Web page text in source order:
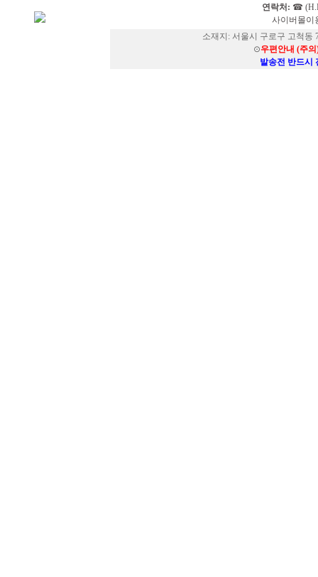
연락처: ☎
사이버몰이
소재지: 서울시 구로구 고척동
⊙우편안내 (주
발송전 반드시